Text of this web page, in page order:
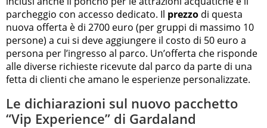
parcheggio con accesso dedicato. Il prezzo di questa
nuova offerta è di 2700 euro (per gruppi di massimo 10
persone) a cui si deve aggiungere il costo di 50 euro a
persona per l’ingresso al parco. Un’offerta che risponde
alle diverse richieste ricevute dal parco da parte di una
fetta di clienti che amano le esperienze personalizzate.
Le dichiarazioni sul nuovo pacchetto
“Vip Experience” di Gardaland